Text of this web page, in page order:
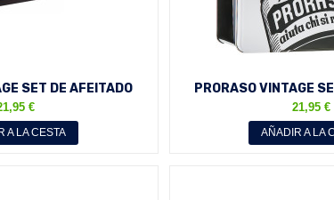
SET DE AFEITADO
CAJA METÁLICA
€
A LA CESTA
PRORASO VINTAGE
CAJA21,95 €
AÑADIR A LA